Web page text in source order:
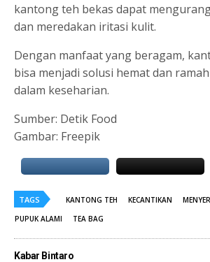
kantong teh bekas dapat
dan meredakan iritasi kulit.
Dengan manfaat yang beragam,
bisa menjadi solusi hemat dan
dalam keseharian.
Sumber: Detik Food
Gambar: Freepik
TAGS KANTONG TEH KECANTIKAN
PUPUK ALAMI
TEA BAG
Kabar Bintaro